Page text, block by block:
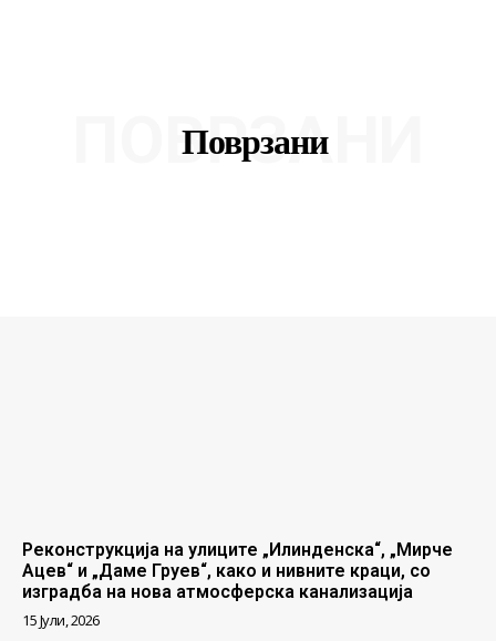
Поврзани
ПОВРЗАНИ
Реконструкција на улиците „Илинденска“, „Мирче
Ацев“ и „Даме Груев“, како и нивните краци, со
изградба на нова атмосферска канализација
15 Јули, 2026